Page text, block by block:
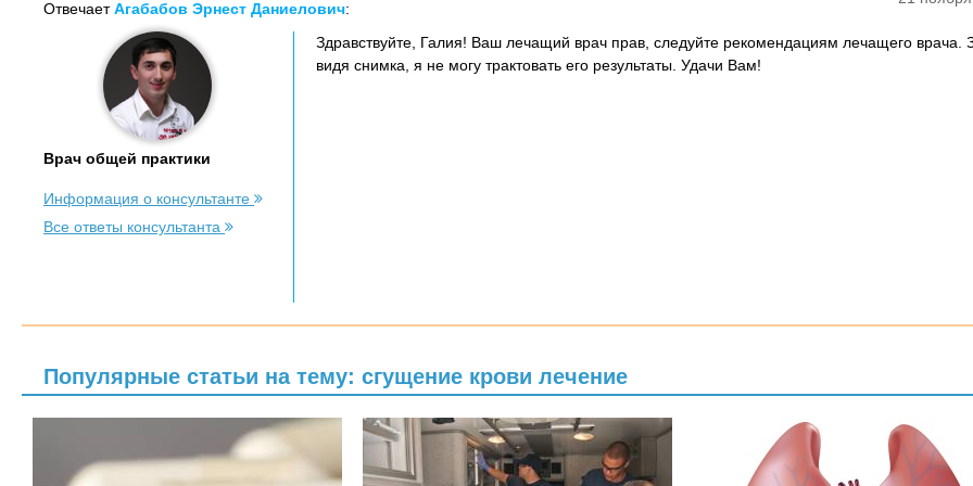
ОтвечаетАгабабов Эрнест Даниелович:
Врач общей практики
Информация о консультанте
Все ответы консультанта
Здравствуйте, Галия! Ваш лечащий врач прав, следуйте рекомендациям лечащего врача.
видя снимка, я не могу трактовать его результаты. Удачи Вам!
Популярные статьи на тему: сгущение крови лечение